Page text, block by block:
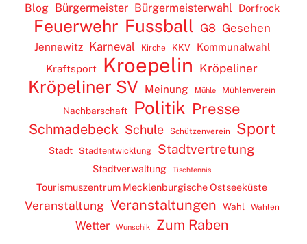
Blog Bürgermeister Bürgermeisterwahl Dorfrock
Feuerwehr Fussball G8 Gesehen
Jennewitz Karneval Kirche KKV
Kommunalwahl
Kraftsport
Kroepelin Kröpeliner
Kröpeliner SV Meinung Mühle Mühlenverein
Nachbarschaft Politik Presse
Schmadebeck Schule Schützenverein Sport
Stadt Stadtentwicklung Stadtvertretung
Stadtverwaltung Tischtennis
Tourismuszentrum Mecklenburgische Ostseeküste
Veranstaltung Veranstaltungen Wahl Wahlen
Wetter Wunschik Zum Raben